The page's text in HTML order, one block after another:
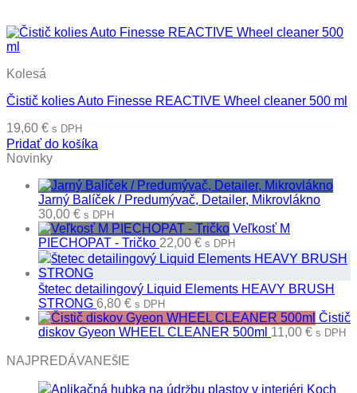
Kolesá
Čistič kolies Auto Finesse REACTIVE Wheel cleaner 500 ml
19,60 € s DPH
Pridať do košíka
Novinky
Jarný Balíček / Predumývač, Detailer, Mikrovlákno
30,00 € s DPH
Veľkosť M
PIECHOPAT - Tričko 22,00 € s DPH
Štetec detailingový Liquid Elements HEAVY BRUSH
STRONG 6,80 € s DPH
Čistič
diskov Gyeon WHEEL CLEANER 500ml 11,00 € s DPH
NAJPREDÁVANEŠIE